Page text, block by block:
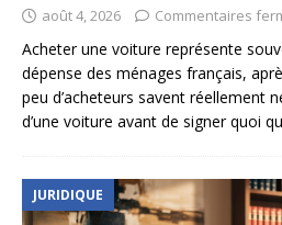
août 4, 2026 Commentaires
Acheter une voiture représente
dépense des ménages français,
peu d’acheteurs savent réellement
d’une voiture avant de signer quoi
JURIDIQUE